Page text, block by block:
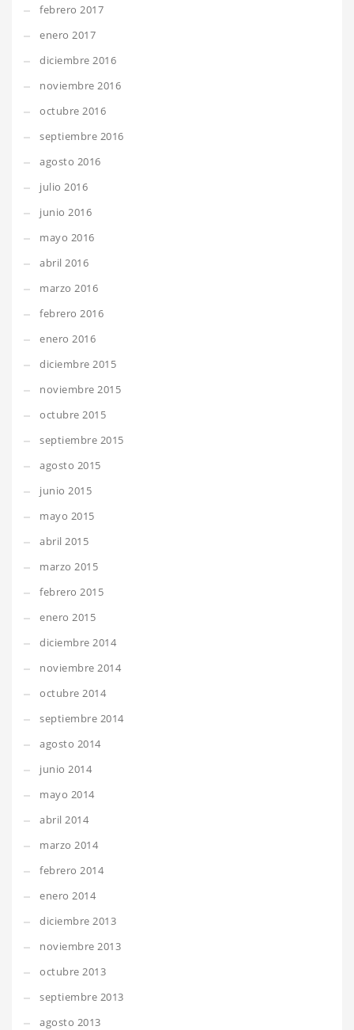
febrero 2017
enero 2017
diciembre 2016
noviembre 2016
octubre 2016
septiembre 2016
agosto 2016
julio 2016
junio 2016
mayo 2016
abril 2016
marzo 2016
febrero 2016
enero 2016
diciembre 2015
noviembre 2015
octubre 2015
septiembre 2015
agosto 2015
junio 2015
mayo 2015
abril 2015
marzo 2015
febrero 2015
enero 2015
diciembre 2014
noviembre 2014
octubre 2014
septiembre 2014
agosto 2014
junio 2014
mayo 2014
abril 2014
marzo 2014
febrero 2014
enero 2014
diciembre 2013
noviembre 2013
octubre 2013
septiembre 2013
agosto 2013